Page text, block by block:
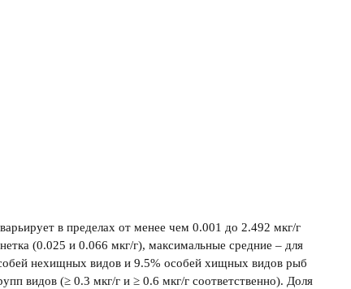
в пределах от менее чем 0.001 до 2.492 мкг/г
(0.025 и 0.066 мкг/г), максимальные средние – для
нехищных видов и 9.5% особей хищных видов рыб
видов (≥ 0.3 мкг/г и ≥ 0.6 мкг/г соответственно). Доля